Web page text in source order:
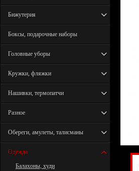
Бижутерия
Боксы, подарочные наборы
Головные уборы
Кружки, фляжки
Нашивки, термопатчи
Разное
Обереги, амулеты, талисманы
Одежда
Балахоны, худи